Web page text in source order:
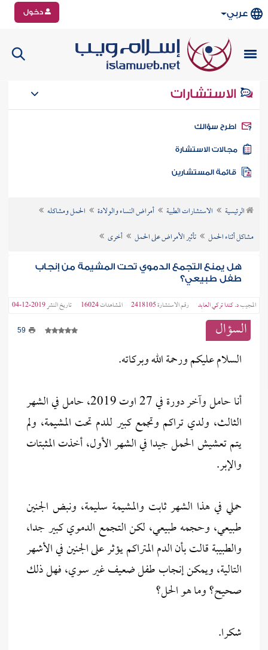
عربي دخول
الاستشارات
سؤالك
الاستشارة
الرئيسية الاستشارات الطبية أمراض النساء والولادة
الحمل ومشاكله
مشاكل أثناء الحمل
تأثير الأمراض على الحمل أخرى
هل يمنع التجمع الدموي تحت المشيمة من إنجاب
طفل طبيعي؟
المجيبد. كندا تركي العابد رقم الاستشارة2418105 المشاهدات16024 تاريخ النشر2019-12-04
السؤال 59
السلام عليكم ورحمة الله وبركاته.
أنا حامل وآخر دورة في 27 اوت 2019، حامل في الشهر
الثالث، ولدي تراكم وتجمع كبير للدم تحت المشيمة، ولم
يتم تعشيش الحمل جيدا في الشهر الأول، أخذت المثبتات
والإبر.
حملي في هذا الشهر ثابت والمشيمة سليمة، ونبض الجنين
طبيعي، وحجمه طبيعي، لكن التجمع الدموي كبير جدا،
والطبيبة قالت بأن الدم المتراكم يؤثر على الجنين في الأشهر
التالية، ويمكن إنجاب طفل ضعيف غير سوي، فهل ذلك
صحيح؟ وما هو الحل؟
شكرا.